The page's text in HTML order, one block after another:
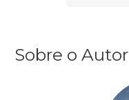
Sobre o Autor